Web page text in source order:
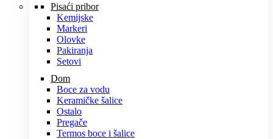
Pisaći pribor
Kemijske
Markeri
Olovke
Pakiranja
Setovi
Dom
Boce za vodu
Keramičke šalice
Ostalo
Pregače
Termos boce i šalice